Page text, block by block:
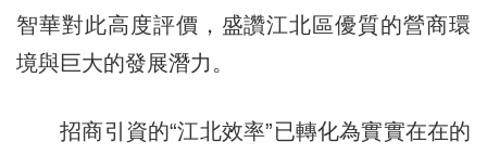
智華對此高度評價，盛讚江北區優質的營商環
境與巨大的發展潛力。
招商引資的“江北效率”已轉化為實實在在的